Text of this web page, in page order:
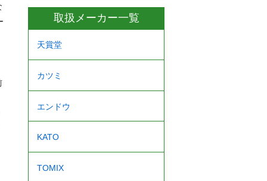
取扱メーカー一覧
天賞堂
カツミ
エンドウ
KATO
TOMIX